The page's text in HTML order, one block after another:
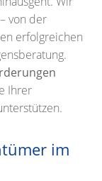
von der
erfolgreichen
Ihrer
im